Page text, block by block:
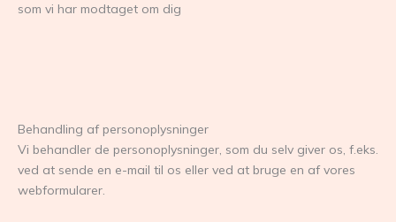
som vi har modtaget om dig
Behandling af personoplysninger
Vi behandler de personoplysninger, som du selv giver os, f.eks.
ved at sende en e-mail til os eller ved at bruge en af vores
webformularer.